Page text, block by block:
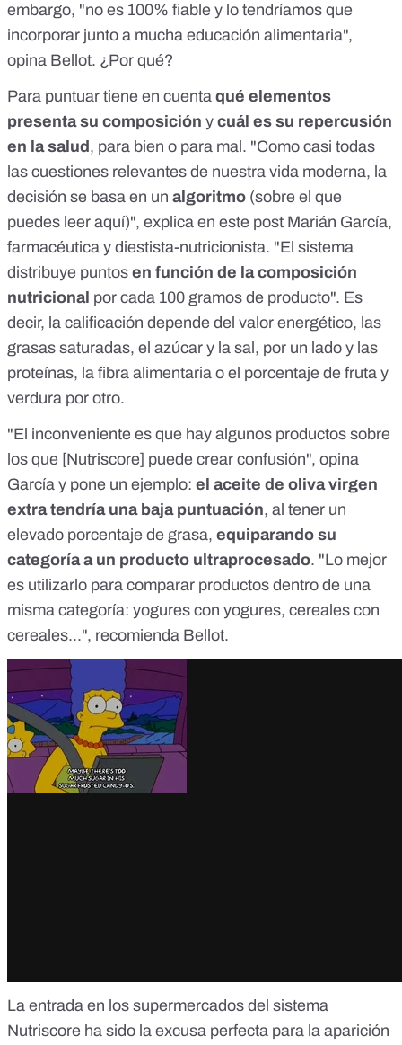
embargo, "no es 100% fiable y lo tendríamos que
incorporar junto a mucha educación alimentaria",
opina Bellot. ¿Por qué?
Para puntuar tiene en cuenta qué elementos
presenta su composición y cuál es su repercusión
en la salud , para bien o para mal. "Como casi todas
las cuestiones relevantes de nuestra vida moderna, la
decisión se basa en un algoritmo (sobre el que
puedes leer aquí)", explica en este post Marián García,
farmacéutica y diestista-nutricionista. "El sistema
distribuye puntos en función de la composición
nutricional por cada 100 gramos de producto". Es
decir, la calificación depende del valor energético, las
grasas saturadas, el azúcar y la sal, por un lado y las
proteínas, la fibra alimentaria o el porcentaje de fruta y
verdura por otro.
"El inconveniente es que hay algunos productos sobre
los que [Nutriscore] puede crear confusión", opina
García y pone un ejemplo: el aceite de oliva virgen
extra tendría una baja puntuación, al tener un
elevado porcentaje de grasa, equiparando su
categoría a un producto ultraprocesado. "Lo mejor
es utilizarlo para comparar productos dentro de una
misma categoría: yogures con yogures, cereales con
cereales...", recomienda Bellot.
La entrada en los supermercados del sistema
Nutriscore ha sido la excusa perfecta para la aparición